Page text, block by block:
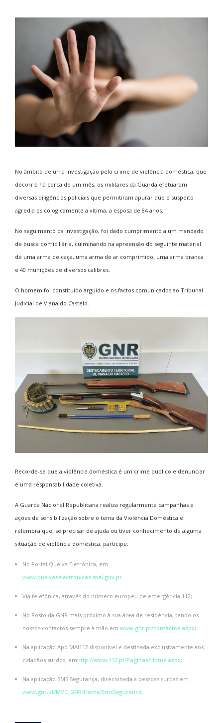
No âmbito de uma investigação pelo crime de violência doméstica, que
decorria há cerca de um mês, os militares da Guarda efetuaram
diversas diligências policiais que permitiram apurar que o suspeito
agredia psicologicamente a vítima, a esposa de 84 anos.
No seguimento da investigação, foi dado cumprimento a um mandado
de busca domiciliária, culminando na apreensão do seguinte material
de uma arma de caça, uma arma de ar comprimido, uma arma branca
e 40 munições de diversos calibres.
O homem foi constituído arguido e os factos comunicados ao Tribunal
Judicial de Viana do Castelo.
Recorde-se que a violência doméstica é um crime público e denunciar
é uma responsabilidade coletiva.
A Guarda Nacional Republicana realiza regularmente campanhas e
ações de sensibilização sobre o tema da Violência Doméstica e
relembra que, se precisar de ajuda ou tiver conhecimento de alguma
situação de violência doméstica, participe:
No Portal Queixa Eletrónica, em
www.queixaselectronicas.mai.gov.pt.
Via telefónica, através do número europeu de emergência 112;
No Posto da GNR mais próximo à sua área de residência, tendo os
nossos contactos sempre à mão em www.gnr.pt/contactos.aspx;
Na aplicação App MAI112 disponível e destinada exclusivamente aos
cidadãos surdos, emhttp://www.112.pt/Paginas/Home.aspx;
Na aplicação SMS Segurança, direcionada a pessoas surdas em
www.gnr.pt/MVC_GNR/Home/SmsSeguranca.